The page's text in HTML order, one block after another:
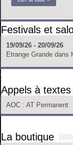
Festivals et
19/09/26 - 20/09/26
Etrange Grande dans
Appels à
AOC : AT Permanent
La boutique